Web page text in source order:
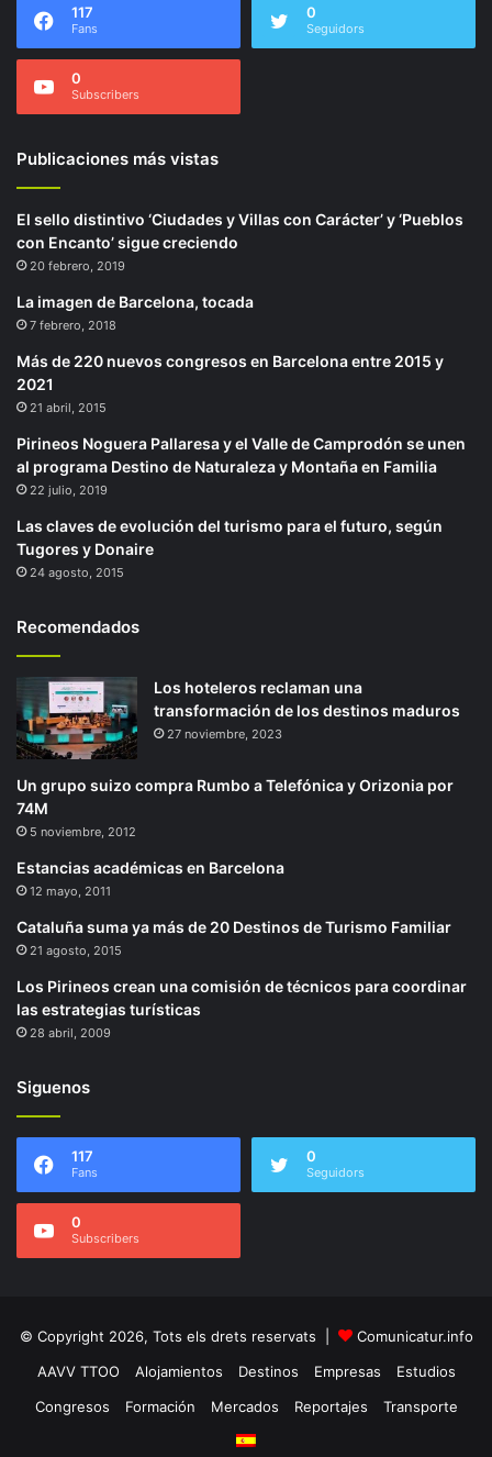
117
Fans
0
Seguidors
0
Subscribers
Publicaciones más vistas
El sello distintivo ‘Ciudades y Villas con Carácter’ y ‘Pueblos
con Encanto’ sigue creciendo
20 febrero, 2019
La imagen de Barcelona, tocada
7 febrero, 2018
Más de 220 nuevos congresos en Barcelona entre 2015 y
2021
21 abril, 2015
Pirineos Noguera Pallaresa y el Valle de Camprodón se unen
al programa Destino de Naturaleza y Montaña en Familia
22 julio, 2019
Las claves de evolución del turismo para el futuro, según
Tugores y Donaire
24 agosto, 2015
Recomendados
Los hoteleros reclaman una
transformación de los destinos maduros
27 noviembre, 2023
Un grupo suizo compra Rumbo a Telefónica y Orizonia por
74M
5 noviembre, 2012
Estancias académicas en Barcelona
12 mayo, 2011
Cataluña suma ya más de 20 Destinos de Turismo Familiar
21 agosto, 2015
Los Pirineos crean una comisión de técnicos para coordinar
las estrategias turísticas
28 abril, 2009
Siguenos
117
Fans
0
Seguidors
0
Subscribers
© Copyright 2026, Tots els drets reservats |
Comunicatur.info
AAVV TTOO
Alojamientos Destinos Empresas
Estudios
Congresos
Formación Mercados Reportajes Transporte